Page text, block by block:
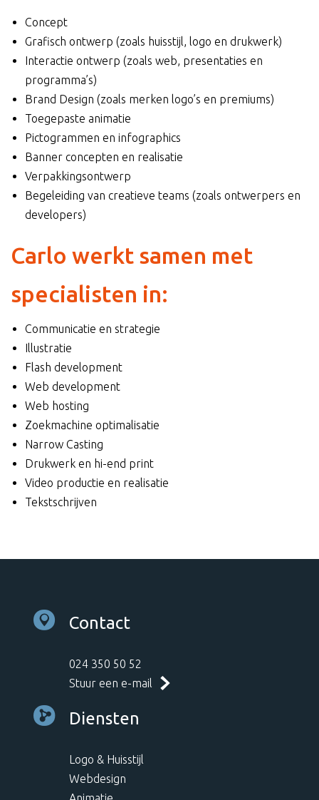
Concept
Grafisch ontwerp (zoals huisstijl, logo en drukwerk)
Interactie ontwerp (zoals web, presentaties en
programma’s)
Brand Design (zoals merken logo’s en premiums)
Toegepaste animatie
Pictogrammen en infographics
Banner concepten en realisatie
Verpakkingsontwerp
Begeleiding van creatieve teams (zoals ontwerpers en
developers)
Carlo werkt samen met
specialisten in:
Communicatie en strategie
Illustratie
Flash development
Web development
Web hosting
Zoekmachine optimalisatie
Narrow Casting
Drukwerk en hi-end print
Video productie en realisatie
Tekstschrijven
Contact
024 350 50 52
Stuur een e-mail
Diensten
Logo & Huisstijl
Webdesign